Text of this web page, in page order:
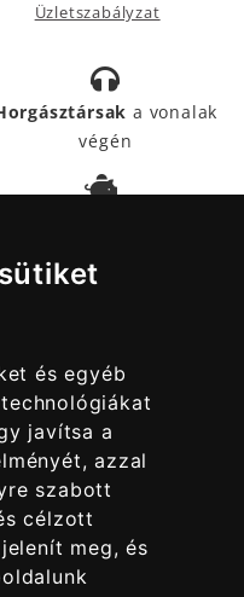
és egyéb
javítsa a
azzal
szabott
célzott
meg, és
Üzletszabályzat
a vonalak
végén
SEGÍTIK